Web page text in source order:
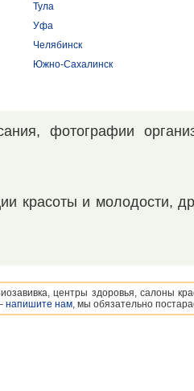
Тула
Уфа
Челябинск
Южно-Сахалинск
фотографии
красоты и молодости,
центры здоровья, салоны
напишите нам, мы обязательно